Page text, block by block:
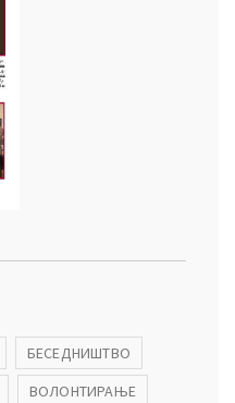
БЕСЕДНИШТВО
ВОЛОНТИРАЊЕ